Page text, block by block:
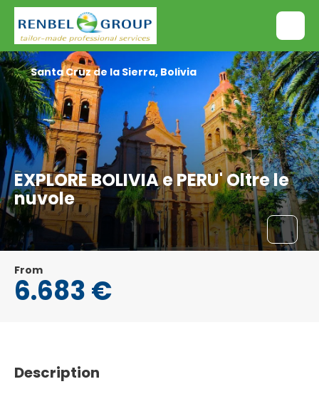
EXPLORE BOLIVIA e PERU' Oltre le
nuvole
Santa Cruz de la Sierra, Bolivia
From
6.683 €
Description